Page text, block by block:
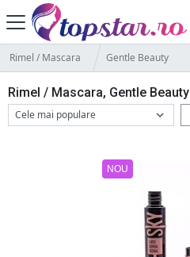
Rimel / Mascara Gentle Beauty
Rimel / Mascara, Gentle Beauty
NOU